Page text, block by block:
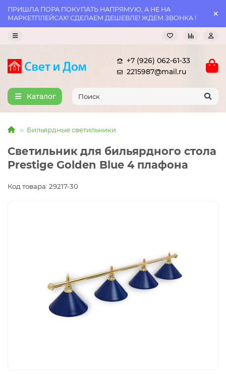
ПРИШЛА ПОРА ПОКУПАТЬ НАПРЯМУЮ, А НЕ НА
МАРКЕТПЛЕЙСАХ! СДЕЛАЕМ ДЕШЕВЛЕ! ЖДЕМ ЗВОНКА !
+7 (926) 062-61-33
2215987@mail.ru
Каталог
Бильярдные светильники
Светильник для бильярдного стола
Prestige Golden Blue 4 плафона
Код товара: 29217-30